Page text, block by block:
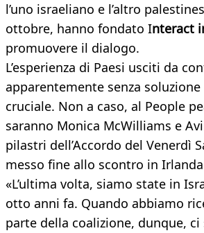
l’uno israeliano e l’altro
ottobre, hanno fondato Interact
promuovere il dialogo.
L’esperienza di Paesi usciti da
apparentemente senza
cruciale. Non a caso, al People
saranno Monica McWilliams e
pilastri dell’Accordo del Venerdì
messo fine allo scontro in
«L’ultima volta, siamo state in
otto anni fa. Quando abbiamo
parte della coalizione, dunque,